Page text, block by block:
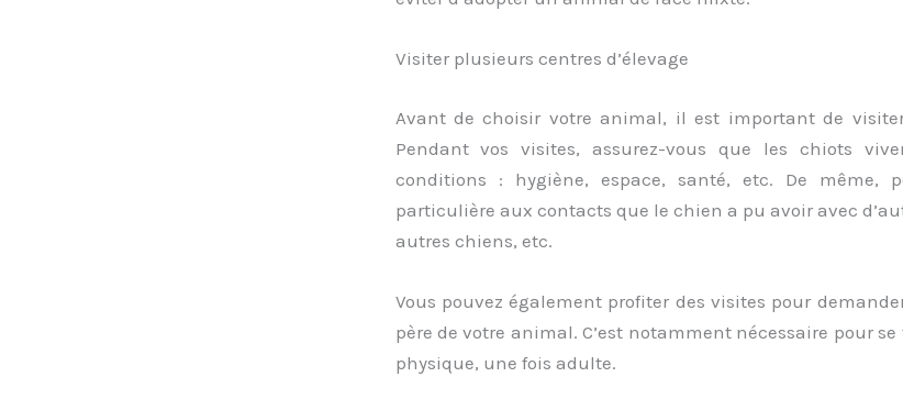
Visiter plusieurs centres d’élevage
Avant de choisir votre animal, il est important de
Pendant vos visites, assurez-vous que les chiots
conditions : hygiène, espace, santé, etc. De même,
particulière aux contacts que le chien a pu avoir avec
autres chiens, etc.
Vous pouvez également profiter des visites pour
père de votre animal. C’est notamment nécessaire pour
physique, une fois adulte.